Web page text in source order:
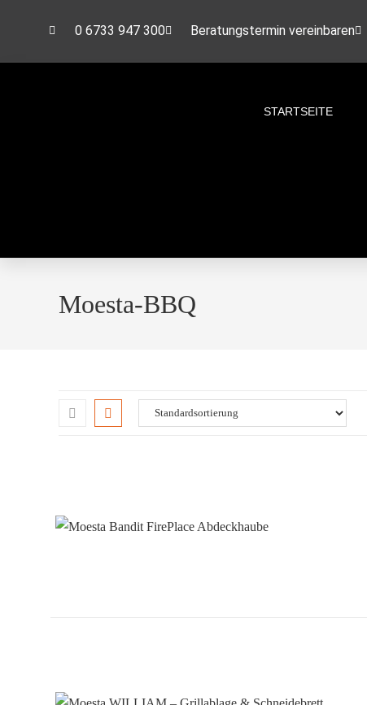
0 6733 947 300 Beratungstermin vereinbaren
STARTSEITE
Moesta-BBQ